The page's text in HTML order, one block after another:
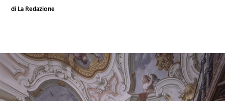
di La Redazione